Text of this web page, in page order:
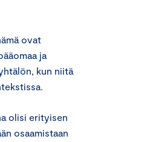
ovat
ja
kun niitä
olisi erityisen
osaamistaan